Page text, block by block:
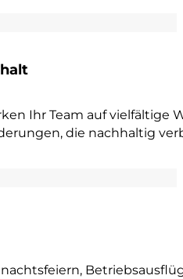
Ihr Team auf vielfältige
die nachhaltig